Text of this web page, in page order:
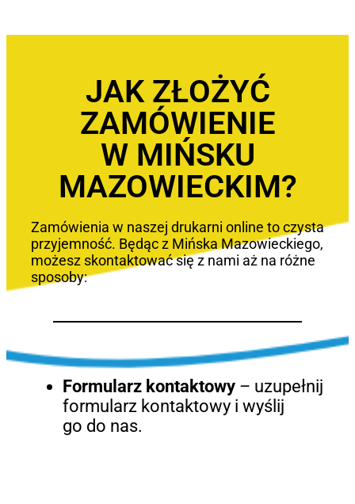
JAK ZŁOŻYĆ
ZAMÓWIENIE
W MIŃSKU
MAZOWIECKIM?
Zamówienia w naszej drukarni online to czysta
przyjemność. Będąc z Mińska Mazowieckiego,
możesz skontaktować się z nami aż na różne
sposoby:
Formularz kontaktowy– uzupełnij
formularz kontaktowy i wyślij
go do nas.